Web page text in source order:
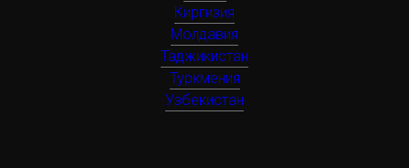
Киргизия
Молдавия
Таджикистан
Туркмения
Узбекистан